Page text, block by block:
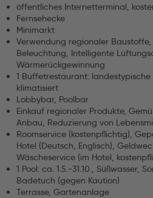
öffentliches Internetterminal,
Fernsehecke
Minimarkt
Verwendung regionaler
Beleuchtung, Intelligente
Wärmerückgewinnung
1 Buffetrestaurant: landestypische
klimatisiert
Lobbybar, Poolbar
Einkauf regionaler Produkte,
Anbau, Reduzierung von
Roomservice (kostenpflichtig),
Hotel (Deutsch, Englisch),
Wäscheservice (im Hotel,
1 Pool: ca. 1.5.-31.10., Süßwasser,
Badetuch (gegen Kaution)
Terrasse, Gartenanlage